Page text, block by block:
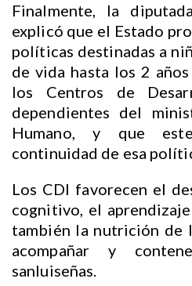
Finalmente, la
explicó que el Estado
políticas destinadas a
de vida hasta los 2
los Centros de
dependientes del
Humano, y que
continuidad de esa
Los CDI favorecen el
cognitivo, el
también la nutrición de
acompañar y
sanluiseñas.